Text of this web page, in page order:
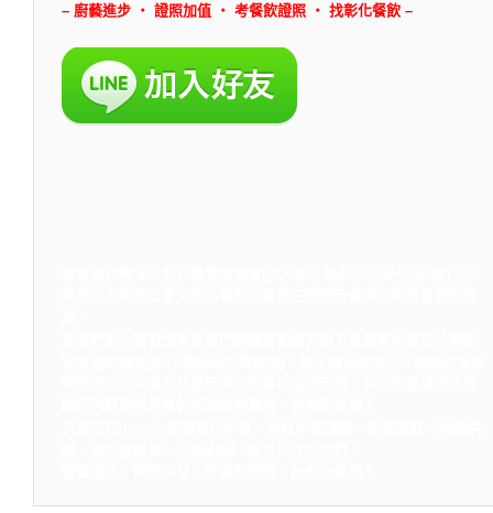
– 廚藝進步 ‧ 證照加值 ‧ 考餐飲證照 ‧ 找彰化餐飲 –